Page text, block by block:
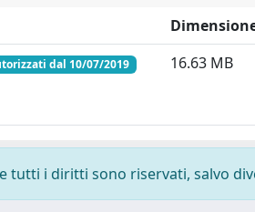
dal 10/07/2019 16.63 MB
tutti i diritti sono riservati, salvo